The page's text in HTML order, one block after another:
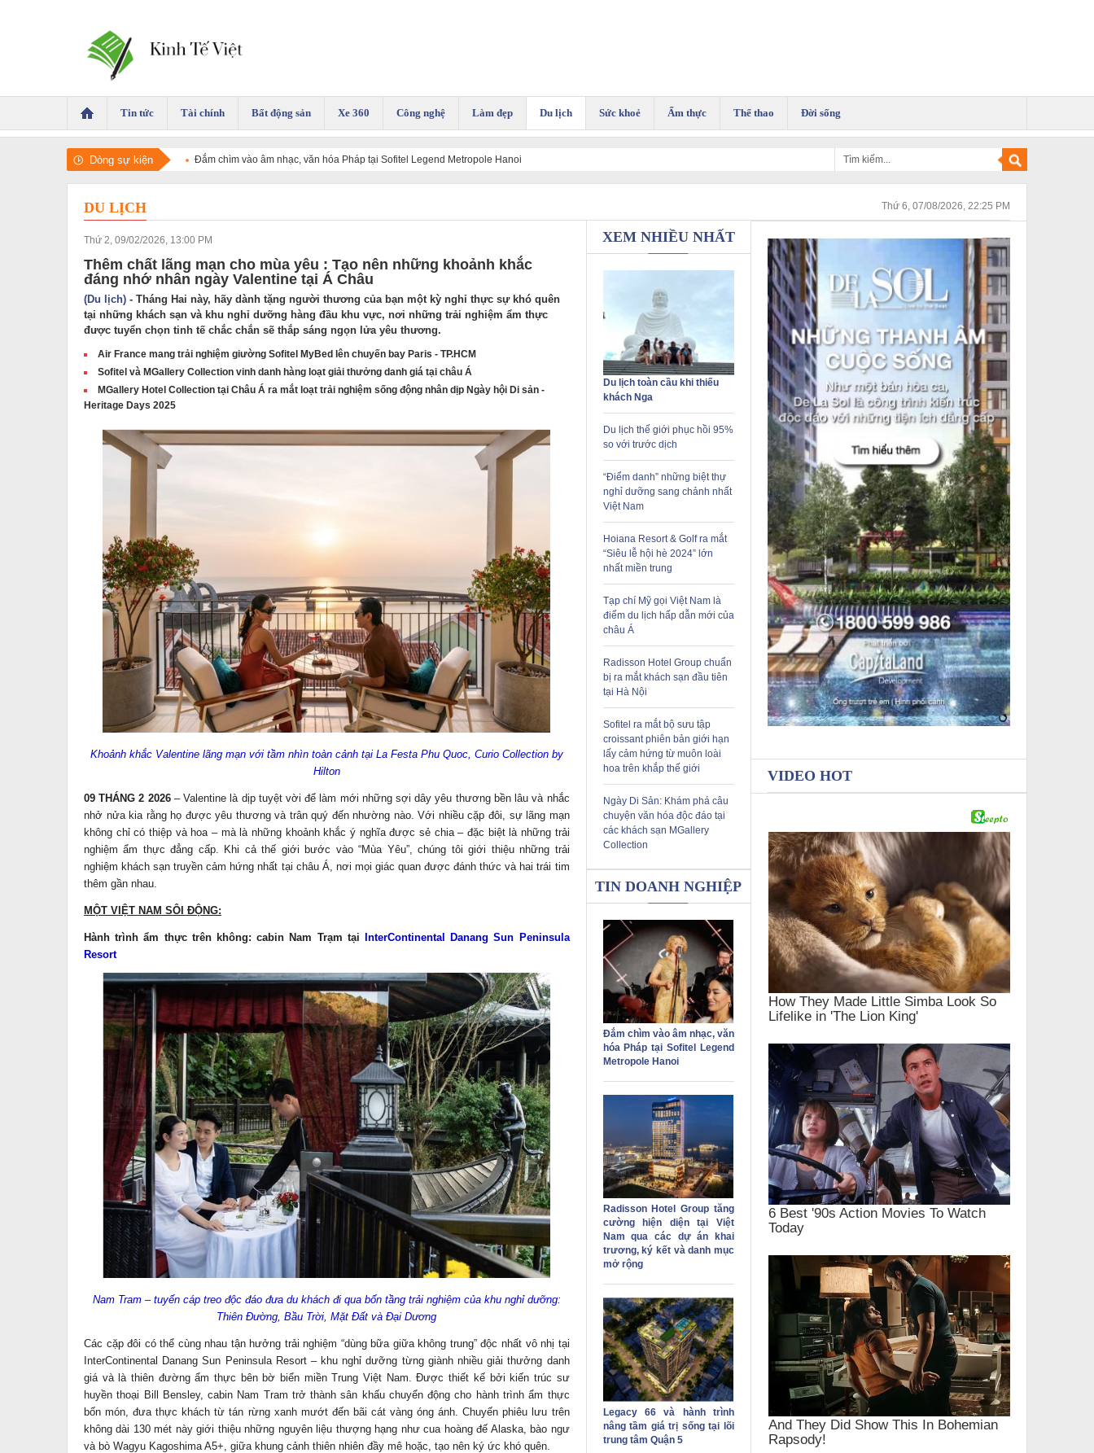
Tin tức Tài chính Bất động sản Xe 360 Công nghệ Làm đẹp Du lịch Sức khoẻ Ẩm thực Thể thao Đời sống
Dòng sự kiện Đắm chìm vào âm nhạc, văn hóa Pháp tại Sofitel Legend Metropole Hanoi
DU LỊCH Thứ 6, 07/08/2026, 22:25 PM
Thứ 2, 09/02/2026, 13:00 PM
Thêm chất lãng mạn cho mùa yêu : Tạo nên những khoảnh khắc
đáng nhớ nhân ngày Valentine tại Á Châu
(Du lịch) - Tháng Hai này, hãy dành tặng người thương của bạn một kỳ nghỉ thực sự khó quên
tại những khách sạn và khu nghỉ dưỡng hàng đầu khu vực, nơi những trải nghiệm ẩm thực
được tuyển chọn tinh tế chắc chắn sẽ thắp sáng ngọn lửa yêu thương.
Air France mang trải nghiệm giường Sofitel MyBed lên chuyến bay Paris - TP.HCM
Sofitel và MGallery Collection vinh danh hàng loạt giải thưởng danh giá tại châu Á
MGallery Hotel Collection tại Châu Á ra mắt loạt trải nghiệm sống động nhân dịp Ngày hội Di sản -
Heritage Days 2025
Khoảnh khắc Valentine lãng mạn với tầm nhìn toàn cảnh tại La Festa Phu Quoc, Curio Collection by
Hilton
09 THÁNG 2 2026– Valentine là dịp tuyệt vời để làm mới những sợi dây yêu thương bền lâu và nhắc
nhở nửa kia rằng họ được yêu thương và trân quý đến nhường nào. Với nhiều cặp đôi, sự lãng mạn
không chỉ có thiệp và hoa – mà là những khoảnh khắc ý nghĩa được sẻ chia – đặc biệt là những trải
nghiệm ẩm thực đẳng cấp. Khi cả thế giới bước vào “Mùa Yêu”, chúng tôi giới thiệu những trải
nghiệm khách sạn truyền cảm hứng nhất tại châu Á, nơi mọi giác quan được đánh thức và hai trái tim
thêm gần nhau.
MỘT VIỆT NAM SÔI ĐỘNG:
Hành trình ẩm thực trên không: cabin Nam Trạm tại
InterContinental Danang Sun Peninsula
Resort
Nam Tram – tuyến cáp treo độc đáo đưa du khách đi qua bốn tầng trải nghiệm của khu nghỉ dưỡng:
Thiên Đường, Bầu Trời, Mặt Đất và Đại Dương
Các cặp đôi có thể cùng nhau tận hưởng trải nghiệm “dùng bữa giữa không trung” độc nhất vô nhị tại
InterContinental Danang Sun Peninsula Resort – khu nghỉ dưỡng từng giành nhiều giải thưởng danh
giá và là thiên đường ẩm thực bên bờ biển miền Trung Việt Nam. Được thiết kế bởi kiến trúc sư
huyền thoại Bill Bensley, cabin Nam Tram trở thành sân khấu chuyển động cho hành trình ẩm thực
bốn món, đưa thực khách từ tán rừng xanh mướt đến bãi cát vàng óng ánh. Chuyến phiêu lưu trên
không dài 130 mét này giới thiệu những nguyên liệu thượng hạng như cua hoàng đế Alaska, bào ngư
và bò Wagyu Kagoshima A5+, giữa khung cảnh thiên nhiên đầy mê hoặc, tạo nên ký ức khó quên.
XEM NHIỀU NHẤT
Du lịch toàn cầu khi thiếu
khách Nga
Du lịch thế giới phục hồi 95%
so với trước dịch
“Điểm danh” những biệt thự
nghỉ dưỡng sang chảnh nhất
Việt Nam
Hoiana Resort & Golf ra mắt
“Siêu lễ hội hè 2024” lớn
nhất miền trung
Tạp chí Mỹ gọi Việt Nam là
điểm du lịch hấp dẫn mới của
châu Á
Radisson Hotel Group chuẩn
bị ra mắt khách sạn đầu tiên
tại Hà Nội
Sofitel ra mắt bộ sưu tập
croissant phiên bản giới hạn
lấy cảm hứng từ muôn loài
hoa trên khắp thế giới
Ngày Di Sản: Khám phá câu
chuyện văn hóa độc đáo tại
các khách sạn MGallery
Collection
TIN DOANH NGHIỆP
Đắm chìm vào âm nhạc, văn
hóa Pháp tại Sofitel Legend
Metropole Hanoi
Radisson Hotel Group tăng
cường hiện diện tại Việt
Nam qua các dự án khai
trương, ký kết và danh mục
mở rộng
Legacy 66 và hành trình
nâng tầm giá trị sống tại lõi
trung tâm Quận 5
VIDEO HOT